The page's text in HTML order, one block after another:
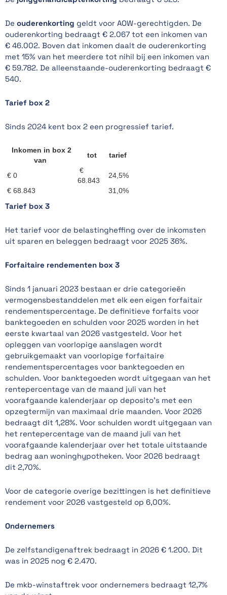
De ouderenkorting geldt voor AOW-gerechtigden. De
ouderenkorting bedraagt € 2.067 tot een inkomen van
€ 46.002. Boven dat inkomen daalt de ouderenkorting
met 15% van het meerdere tot nihil bij een inkomen van
€ 59.782. De alleenstaande-ouderenkorting bedraagt €
540.
Tarief box 2
Sinds 2024 kent box 2 een progressief tarief.
Inkomen in box 2
van
tot tarief
€ 0
€
68.843
24,5%
€ 68.843
31,0%
Tarief box 3
Het tarief voor de belastingheffing over de inkomsten
uit sparen en beleggen bedraagt voor 2025 36%.
Forfaitaire rendementen box 3
Sinds 1 januari 2023 bestaan er drie categorieën
vermogensbestanddelen met elk een eigen forfaitair
rendementspercentage. De definitieve forfaits voor
banktegoeden en schulden voor 2025 worden in het
eerste kwartaal van 2026 vastgesteld. Voor het
opleggen van voorlopige aanslagen wordt
gebruikgemaakt van voorlopige forfaitaire
rendementspercentages voor banktegoeden en
schulden. Voor banktegoeden wordt uitgegaan van het
rentepercentage van de maand juli van het
voorafgaande kalenderjaar op deposito’s met een
opzegtermijn van maximaal drie maanden. Voor 2026
bedraagt dit 1,28%. Voor schulden wordt uitgegaan van
het rentepercentage van de maand juli van het
voorafgaande kalenderjaar over het totale uitstaande
bedrag aan woninghypotheken. Voor 2026 bedraagt
dit 2,70%.
Voor de categorie overige bezittingen is het definitieve
rendement voor 2026 vastgesteld op 6,00%.
Ondernemers
De zelfstandigenaftrek bedraagt in 2026 € 1.200. Dit
was in 2025 nog € 2.470.
De mkb-winstaftrek voor ondernemers bedraagt 12,7%